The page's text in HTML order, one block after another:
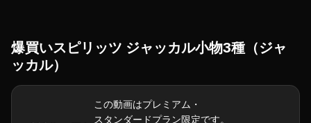
爆買いスピリッツ ジャッカル小物3種（ジャ
ッカル）
この動画はプレミアム・
スタンダードプラン限定です。